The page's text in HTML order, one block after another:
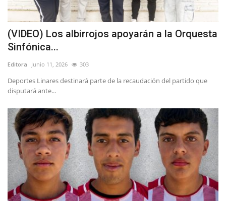
(VIDEO) Los albirrojos apoyarán a la Orquesta
Sinfónica...
Editora Junio 11, 2026 303
Deportes Linares destinará parte de la recaudación del partido que
disputará ante...